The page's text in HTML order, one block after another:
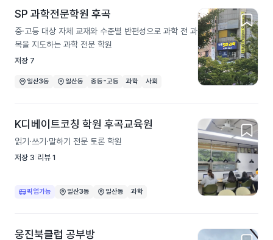
SP 과학전문학원 후곡
중·고등 대상 자체 교재와 수준별 반편성으로 과학 전 과
목을 지도하는 과학 전문 학원
저장 7
일산3동 일산동 중등-고등 과학 사회
K디베이트코칭 학원 후곡교육원
읽기·쓰기·말하기 전문 토론 학원
저장 3 리뷰 1
픽업가능 일산3동 일산동 과학
웅진북클럽 공부방